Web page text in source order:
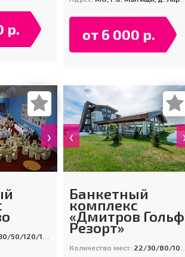
р. от 6 000 р.
›
50/120/120/120/300
‹
Банкетный
комплекс
«Дмитров Гольф
Резорт»
Количество мест: 22/30/80/100/180/200